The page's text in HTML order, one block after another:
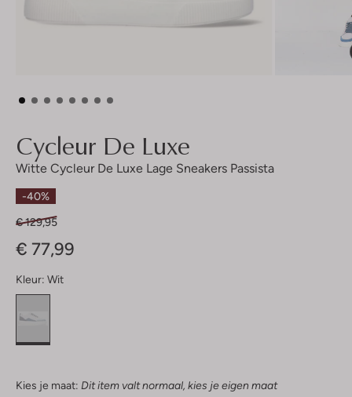
Cycleur De Luxe
Witte Cycleur De Luxe Lage Sneakers Passista
-40%
€ 129,95
€ 77,99
Kleur: Wit
Kies je maat: Dit item valt normaal, kies je eigen maat